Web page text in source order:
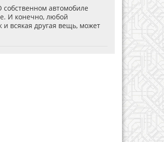
собственном автомобиле
И конечно, любой
и всякая другая вещь, может